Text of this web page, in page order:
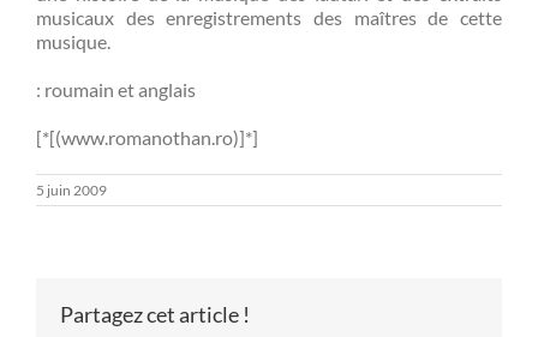
musicaux des enregistrements des maîtres de cette
musique.
: roumain et anglais
[*[(www.romanothan.ro)]*]
5 juin 2009
Partagez cet article !